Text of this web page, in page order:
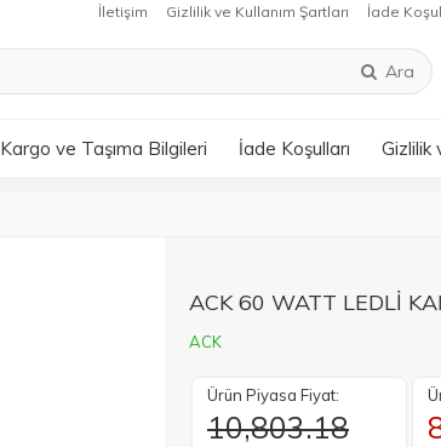
İade
Gizlilik ve Kullanım Şartları
İletişim
Ara
Kargo ve Taşıma Bilgileri İade Koşulları Gizlilik
ACK 60 WATT LEDLİ
ACK
Ürün Piyasa Fiyat:
10,803.18